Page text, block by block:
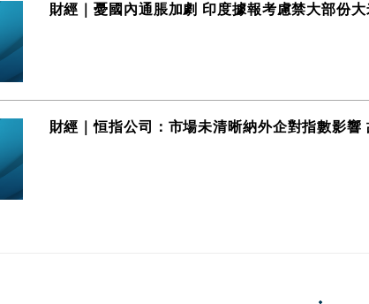
財經｜憂國內通脹加劇 印度據報考慮禁大部份大
財經｜恒指公司：市場未清晰納外企對指數影響